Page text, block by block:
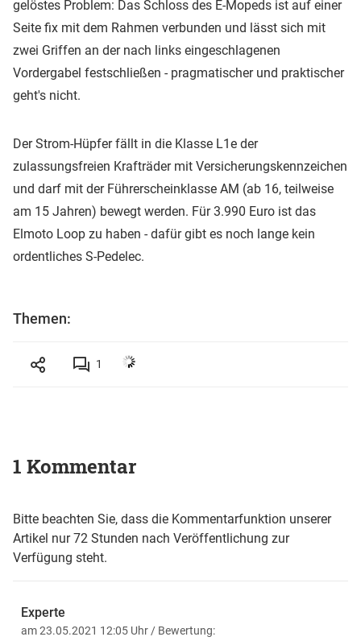
gelöstes Problem: Das Schloss des E-Mopeds ist auf einer
Seite fix mit dem Rahmen verbunden und lässt sich mit
zwei Griffen an der nach links eingeschlagenen
Vordergabel festschließen - pragmatischer und praktischer
geht's nicht.
Der Strom-Hüpfer fällt in die Klasse L1e der
zulassungsfreien Krafträder mit Versicherungskennzeichen
und darf mit der Führerscheinklasse AM (ab 16, teilweise
am 15 Jahren) bewegt werden. Für 3.990 Euro ist das
Elmoto Loop zu haben - dafür gibt es noch lange kein
ordentliches S-Pedelec.
Themen:
1
1 Kommentar
Bitte beachten Sie, dass die Kommentarfunktion unserer
Artikel nur 72 Stunden nach Veröffentlichung zur
Verfügung steht.
Experte
am 23.05.2021 12:05 Uhr / Bewertung: